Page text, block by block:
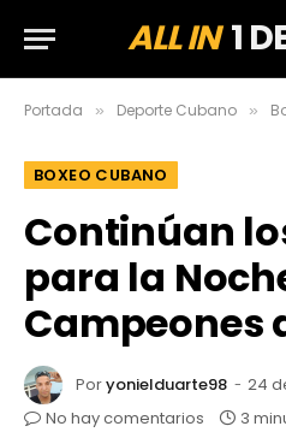
ALL IN1
Portada » Deporte Cubano »
BOXEO CUBANO
Continúan
para la
Campeones
Poryonielduarte98
24
No hay comentarios
3